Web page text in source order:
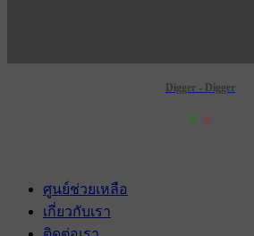
Digger - Digger
6 0
ศูนย์ช่วยเหลือ
เกี่ยวกับเรา